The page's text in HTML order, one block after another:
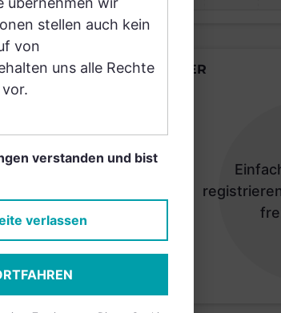
LÄNDER
stellen auch kein
von
uns alle Rechte
verstanden und bist
verlassen